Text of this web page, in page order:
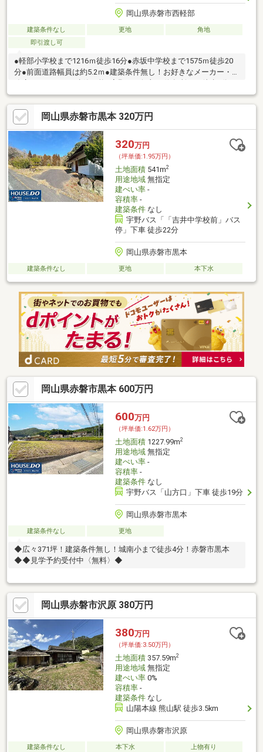
岡山県赤磐市西軽部
建築条件なし 更地
角地
即引渡し可
●軽部小学校まで1216ｍ徒歩16分●赤坂中学校まで1575ｍ徒歩20
分●前面道路幅員は約5.2ｍ●建築条件無し！お好きなメーカー・工
務店でマイホーム建築可能●宇野バス軽部下停留所まで徒歩7分●
地積測量図は無し。境界の明示にて現況有姿にて取引○●LINEでの
お問い合わせも可能です●○物件の問い合わせや来店・案内予約が
LINEで出来ます●ライン追加URL● https://lin.ee/NcTho8W●ライン
ID● @cou3078a
岡山県赤磐市黒本 320万円
320万円
（坪単価:1.95万円）
土地面積541m2
用途地域無指定
建ぺい率-
容積率-
建築条件なし
宇野バス「「吉井中学校前」バス
停」下車 徒歩22分
岡山県赤磐市黒本
建築条件なし 更地 本下水
岡山県赤磐市黒本 600万円
600万円
（坪単価:1.62万円）
土地面積1227.99m2
用途地域無指定
建ぺい率-
容積率-
建築条件なし
宇野バス「山方口」下車 徒歩19分
岡山県赤磐市黒本
建築条件なし 更地
◆広々371坪！建築条件無し！城南小まで徒歩4分！赤磐市黒本
◆◆見学予約受付中〈無料〉◆
岡山県赤磐市沢原 380万円
380万円
（坪単価:3.50万円）
土地面積357.59m2
用途地域無指定
建ぺい率0%
容積率-
建築条件なし
山陽本線 熊山駅 徒歩3.5km
岡山県赤磐市沢原
建築条件なし 本下水 上物有り